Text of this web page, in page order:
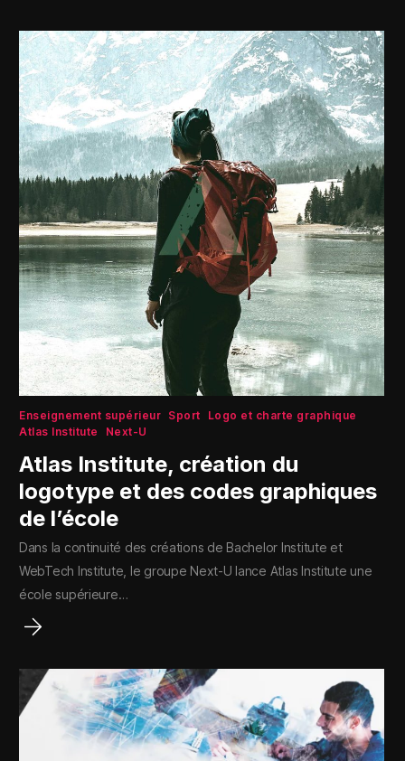
Enseignement supérieur Sport
Logo et charte graphique
Atlas Institute
Next-U
Atlas Institute, création du
logotype et des codes graphiques
de l’école
Dans la continuité des créations de Bachelor Institute et
WebTech Institute, le groupe Next-U lance Atlas Institute une
école supérieure…